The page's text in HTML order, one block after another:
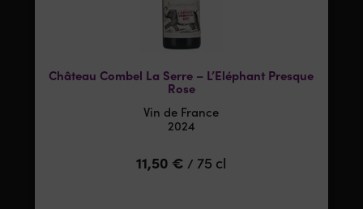
Château Combel La Serre – L’Eléphant Presque
Rose
Vin de France
2024
11,50 € / 75 cl